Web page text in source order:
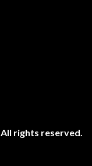
rights reserved.